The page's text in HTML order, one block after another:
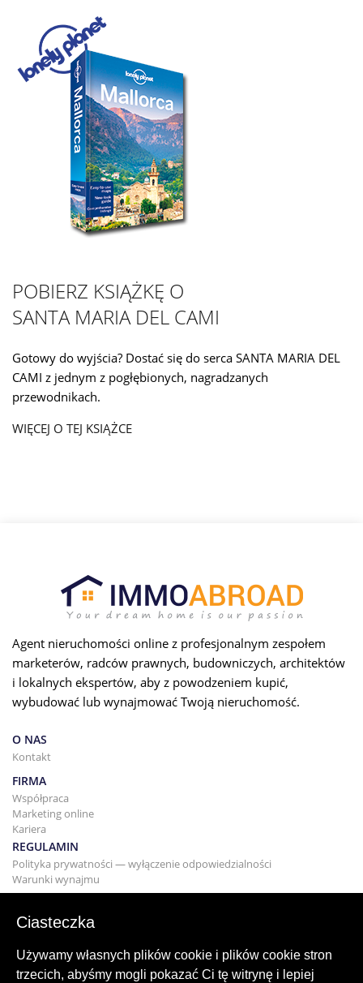
POBIERZ KSIĄŻKĘ O
SANTA MARIA DEL CAMI
Gotowy do wyjścia? Dostać się do serca SANTA MARIA DEL
CAMI z jednym z pogłębionych, nagradzanych
przewodnikach.
WIĘCEJ O TEJ KSIĄŻCE
Agent nieruchomości online z profesjonalnym zespołem
marketerów, radców prawnych, budowniczych, architektów
i lokalnych ekspertów, aby z powodzeniem kupić,
wybudować lub wynajmować Twoją nieruchomość.
O NAS
Kontakt
FIRMA
Współpraca
Marketing online
Kariera
REGULAMIN
Polityka prywatności — wyłączenie odpowiedzialności
Warunki wynajmu
BUDYNEK
Projektowanie
Kupowanie domu
Sprzedaż
Ciasteczka
Używamy własnych plików cookie i plików cookie stron
trzecich, abyśmy mogli pokazać Ci tę witrynę i lepiej